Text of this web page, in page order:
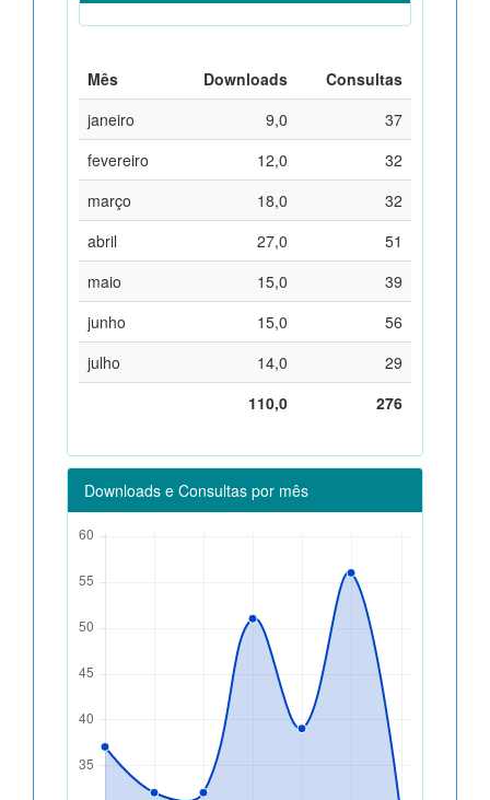
Mês Downloads
Consultas
janeiro
9,0
37
fevereiro
12,0
32
março
18,0
32
abril
27,0
51
maio
15,0
39
junho
15,0
56
julho
14,0
29
110,0
276
Downloads e Consultas por mês